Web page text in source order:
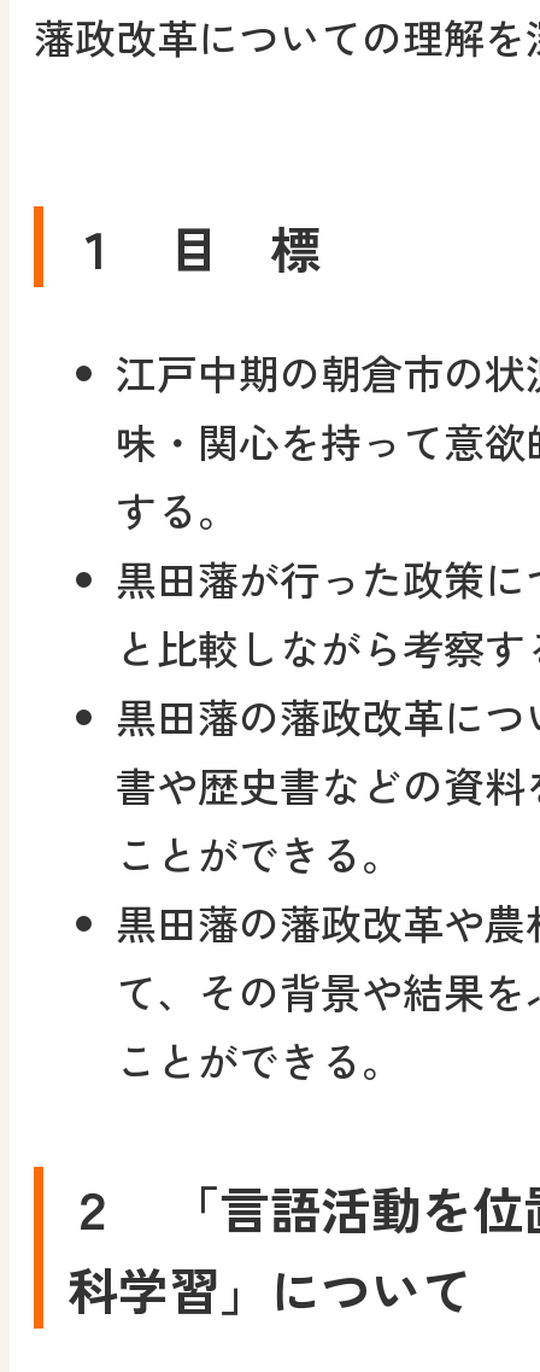
藩政改革についての理解
１ 目 標
江戸中期の朝倉市の
味・関心を持って意
する。
黒田藩が行った政策
と比較しながら考察
黒田藩の藩政改革に
書や歴史書などの資
ことができる。
黒田藩の藩政改革や
て、その背景や結果
ことができる。
２ 「言語活動を位
科学習」について